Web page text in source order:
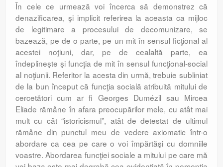
În cele ce urmează voi încerca să demonstrez că
denazificarea, şi implicit referirea la aceasta ca mijloc
de legitimare a procesului de decomunizare, se
bazează, pe de o parte, pe un mit în sensul ficţional al
acestei noţiuni, dar, pe de cealaltă parte, ea
îndeplineşte şi funcţia de mit în sensul funcţional-social
al noţiunii. Referitor la acesta din urmă, trebuie subliniat
de la bun început că funcţia socială atribuită mitului de
cercetători cum ar fi Georges Dumézil sau Mircea
Eliade rămâne în afara preocupărilor mele, cu atât mai
mult cu cât “istoricismul”, atât de detestat de ultimul
rămâne din punctul meu de vedere axiomatic într-o
abordare ca cea pe care o voi împărtăşi cu domniile
voastre. Abordarea funcţiei sociale a mitului pe care mă